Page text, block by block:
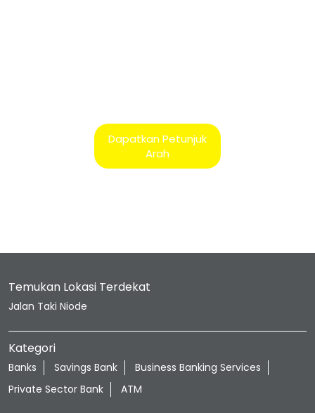
Dapatkan Petunjuk
Arah
Temukan Lokasi Terdekat
Jalan Taki Niode
Kategori
Banks Savings Bank
Business Banking Services
Private Sector Bank
ATM